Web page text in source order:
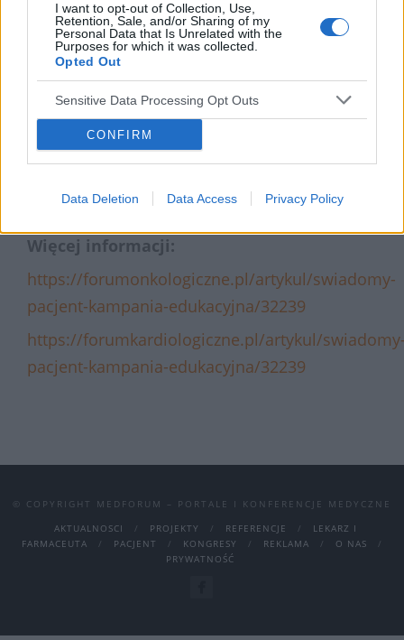
I want to opt-out of Collection, Use,
Retention, Sale, and/or Sharing of my
Personal Data that Is Unrelated with the
Purposes for which it was collected.
Opted Out
Sensitive Data Processing Opt Outs
CONFIRM
Data Deletion Data Access Privacy Policy
kampanii jest współpraca z wybitnymi
autorytetami medycznymi, którzy dzielą się
swoją wiedzą i doświadczeniem, wspierając
pacjentów na każdym etapie ich terapii.
Kampania ma na celu nie tylko edukację, ale
również zachęcenie pacjentów do aktywnego
dotyczących ich zdrowia.
Więcej informacji:
https://forumonkologiczne.pl/artykul/swiadomy-
pacjent-kampania-edukacyjna/32239
https://forumkardiologiczne.pl/artykul/
pacjent-kampania-edukacyjna/32239
© COPYRIGHT MEDFORUM – PORTALE I KONFERENCJE MEDYCZNE
AKTUALNOSCI
PROJEKTY REFERENCJE
LEKARZ I
FARMACEUTA
PACJENT KONGRESY REKLAMA
O NAS
PRYWATNOŚĆ